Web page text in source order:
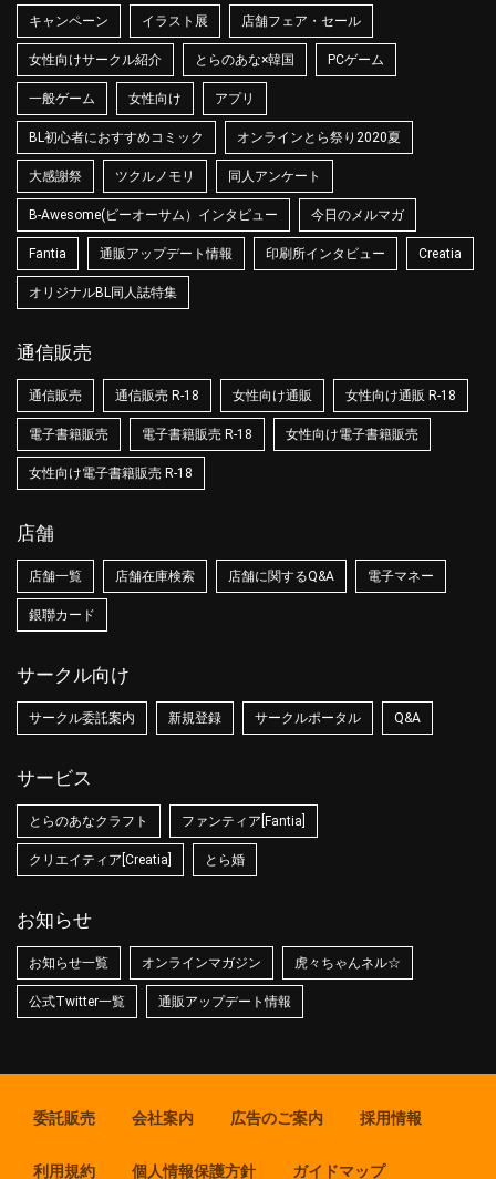
キャンペーン イラスト展 店舗フェア・セール
女性向けサークル紹介 とらのあな×韓国 PCゲーム
一般ゲーム 女性向け アプリ
BL初心者におすすめコミック オンラインとら祭り2020夏
大感謝祭 ツクルノモリ 同人アンケート
B-Awesome(ビーオーサム）インタビュー 今日のメルマガ
Fantia 通販アップデート情報 印刷所インタビュー Creatia
オリジナルBL同人誌特集
通信販売
通信販売 通信販売 R-18 女性向け通販 女性向け通販 R-18
電子書籍販売 電子書籍販売 R-18 女性向け電子書籍販売
女性向け電子書籍販売 R-18
店舗
店舗一覧 店舗在庫検索 店舗に関するQ&A 電子マネー
銀聯カード
サークル向け
サークル委託案内 新規登録 サークルポータル Q&A
サービス
とらのあなクラフト ファンティア[Fantia]
クリエイティア[Creatia] とら婚
お知らせ
お知らせ一覧 オンラインマガジン 虎々ちゃんネル☆
公式Twitter一覧 通販アップデート情報
委託販売 会社案内 広告のご案内 採用情報
利用規約 個人情報保護方針 ガイドマップ